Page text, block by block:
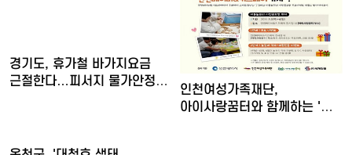
인천여성가족재단,
아이사랑꿈터와 함께하는 '놀
경기도, 휴가철 바가지요금
근절한다…피서지 물가안정